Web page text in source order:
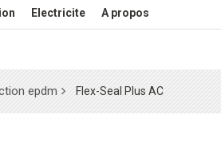
Electricite A propos
epdm Flex-Seal Plus AC